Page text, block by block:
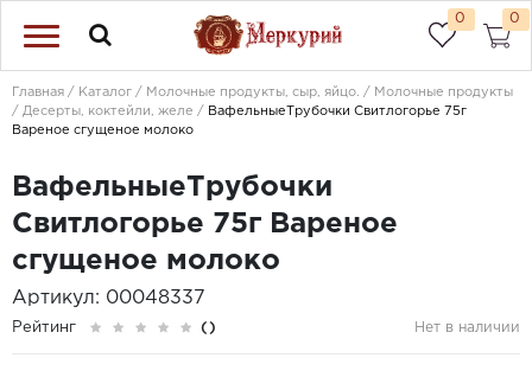
0 0
Главная Каталог Молочные продукты, сыр, яйцо.
Молочные продукты
Десерты, коктейли, желе
ВафельныеТрубочки Свитлогорье 75г
Вареное сгущеное молоко
ВафельныеТрубочки
Свитлогорье 75г Вареное
сгущеное молоко
Артикул: 00048337
Рейтинг () Нет в наличии